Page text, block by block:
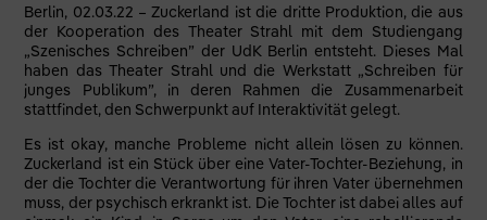
Berlin, 02.03.22 – Zuckerland ist die dritte Produktion, die aus
der Kooperation des Theater Strahl mit dem Studiengang
„Szenisches Schreiben” der UdK Berlin entsteht. Dieses Mal
haben das Theater Strahl und die Werkstatt „Schreiben für
junges Publikum”, in deren Rahmen die Zusammenarbeit
stattfindet, den Schwerpunkt auf Interaktivität gelegt.
Es ist okay, manche Probleme nicht allein lösen zu können.
Zuckerland ist ein Stück über eine Vater-Tochter-Beziehung, in
der die Tochter die Verantwortung für ihren Vater übernehmen
muss, der psychisch erkrankt ist. Die Tochter ist dabei alles auf